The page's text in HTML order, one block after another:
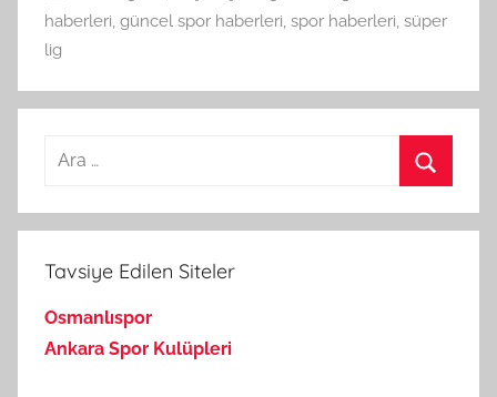
haberleri güncel spor haberleri spor haberleri süper
lig
Arama:
Tavsiye Edilen Siteler
Osmanlıspor
Ankara Spor Kulüpleri